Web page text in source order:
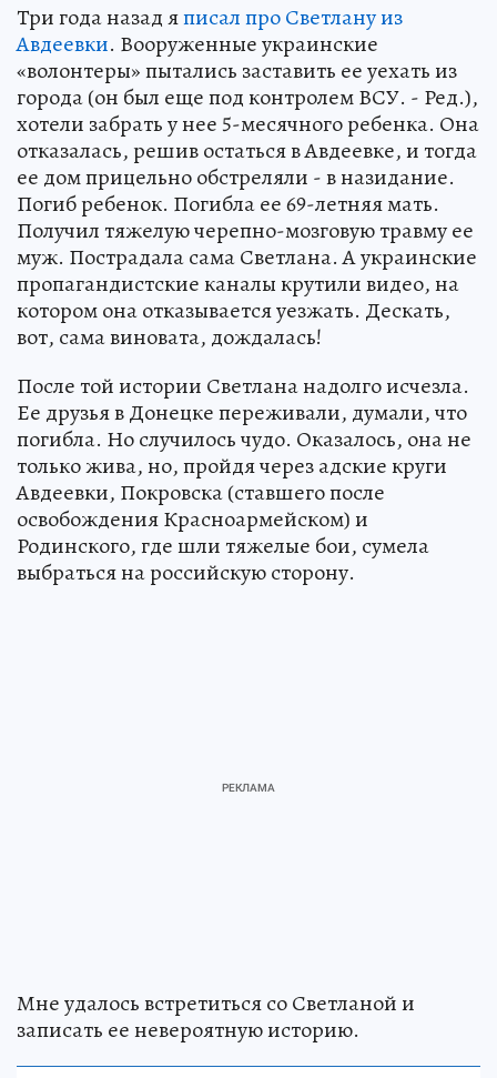
Три года назад яписал про Светлану из
Авдеевки. Вооруженные украинские
«волонтеры» пытались заставить ее уехать из
города (он был еще под контролем ВСУ. - Ред.),
хотели забрать у нее 5-месячного ребенка. Она
отказалась, решив остаться в Авдеевке, и тогда
ее дом прицельно обстреляли - в назидание.
Погиб ребенок. Погибла ее 69-летняя мать.
Получил тяжелую черепно-мозговую травму ее
муж. Пострадала сама Светлана. А украинские
пропагандистские каналы крутили видео, на
котором она отказывается уезжать. Дескать,
вот, сама виновата, дождалась!
После той истории Светлана надолго исчезла.
Ее друзья в Донецке переживали, думали, что
погибла. Но случилось чудо. Оказалось, она не
только жива, но, пройдя через адские круги
Авдеевки, Покровска (ставшего после
освобождения Красноармейском) и
Родинского, где шли тяжелые бои, сумела
выбраться на российскую сторону.
Мне удалось встретиться со Светланой и
записать ее невероятную историю.